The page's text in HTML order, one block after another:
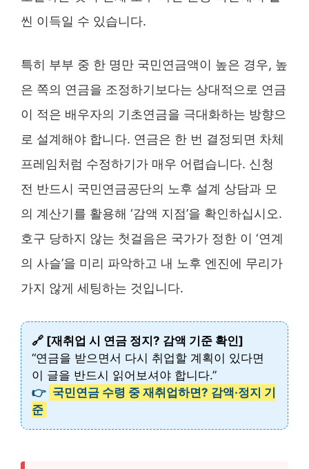
씬 이득일 수 있습니다.
특히 부부 중 한 명만 국민연금액이 높은 경우, 높
은 쪽의 연금을 조정하기보다는 상대적으로 연금
이 적은 배우자의 기초연금을 극대화하는 방향으
로 설계해야 합니다. 연금은 한 번 결정되면 차체
프레임처럼 수정하기가 매우 어렵습니다. 신청
전 반드시 국민연금공단의 노후 설계 상담과 모
의 계산기를 활용해 ‘감액 지점’을 확인하십시오.
호구 당하지 않는 첫걸음은 국가가 정한 이 ‘연계
의 사슬’을 미리 파악하고 내 노후 엔진에 무리가
가지 않게 세팅하는 것입니다.
🔗 [재취업 시 연금 정지? 감액 기준 확인]
“연금을 받으면서 다시 취업할 계획이 있다면
이 글을 반드시 읽어보셔야 합니다.”
👉 국민연금 수령 중 재취업하면? 감액·정지 기
준